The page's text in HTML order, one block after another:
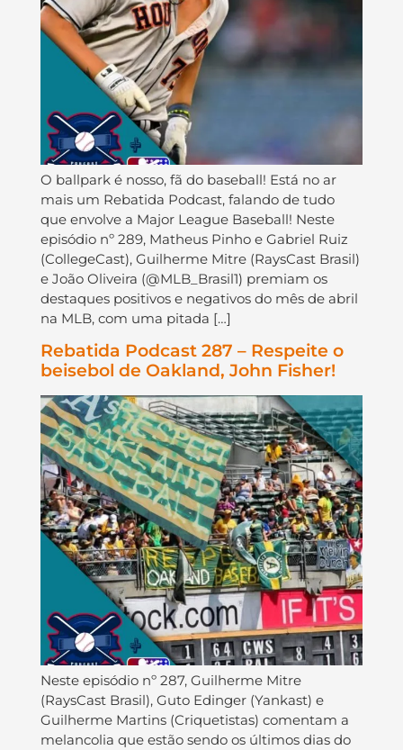
O ballpark é nosso, fã do baseball! Está no ar
mais um Rebatida Podcast, falando de tudo
que envolve a Major League Baseball! Neste
episódio nº 289, Matheus Pinho e Gabriel Ruiz
(CollegeCast), Guilherme Mitre (RaysCast Brasil)
e João Oliveira (@MLB_Brasil1) premiam os
destaques positivos e negativos do mês de abril
na MLB, com uma pitada […]
Rebatida Podcast 287 – Respeite o
beisebol de Oakland, John Fisher!
Neste episódio nº 287, Guilherme Mitre
(RaysCast Brasil), Guto Edinger (Yankast) e
Guilherme Martins (Criquetistas) comentam a
melancolia que estão sendo os últimos dias do